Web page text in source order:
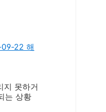
22 해
지 못하거
는 상황